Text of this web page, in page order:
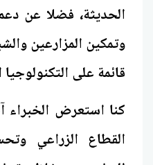
الحديثة، فضلا عن دعم
وتمكين المزارعين
قائمة على
كنا استعرض الخبراء
القطاع الزراعي